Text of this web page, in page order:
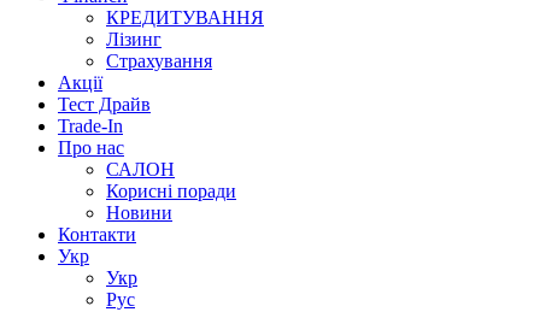
КРЕДИТУВАННЯ
Лізинг
Страхування
Акції
Тест Драйв
Trade-In
Про нас
САЛОН
Корисні поради
Новини
Контакти
Укр
Укр
Руc